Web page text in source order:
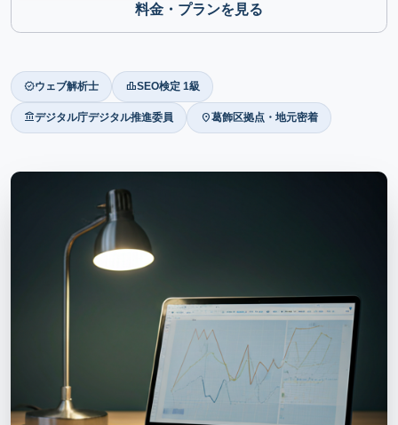
料金・プランを見る
verifiedウェブ解析士 leaderboardSEO検定 1級
account_balanceデジタル庁デジタル推進委員 location_on葛飾区拠点・地元密着